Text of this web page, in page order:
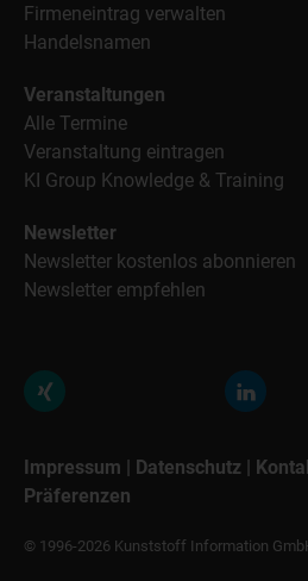
Firmeneintrag verwalten
Handelsnamen
Veranstaltungen
Alle Termine
Veranstaltung eintragen
KI Group Knowledge & Training
Newsletter
Newsletter kostenlos abonnieren
Newsletter empfehlen
Impressum | Datenschutz |
Präferenzen
© 1996-2026 Kunststoff Information